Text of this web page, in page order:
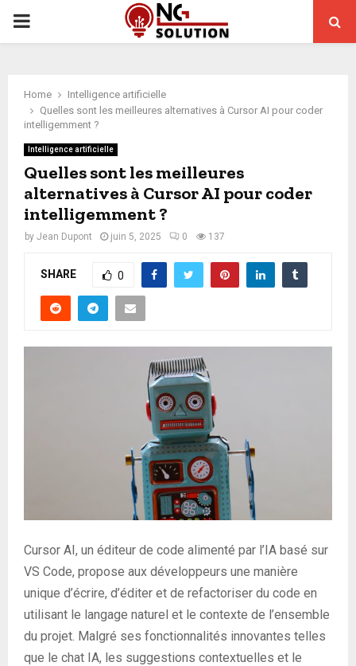
PRIMARY
Home
Intelligence artificielle
Quelles sont les meilleures alternatives à Cursor AI pour coder
intelligemment ?
Intelligence artificielle
Quelles sont les meilleures
alternatives à Cursor AI pour coder
intelligemment ?
by Jean Dupont juin 5, 2025 0 137
SHARE 0
Cursor AI, un éditeur de code alimenté par l’IA basé sur
VS Code, propose aux développeurs une manière
unique d’écrire, d’éditer et de refactoriser du code en
utilisant le langage naturel et le contexte de l’ensemble
du projet. Malgré ses fonctionnalités innovantes telles
que le chat IA, les suggestions contextuelles et le